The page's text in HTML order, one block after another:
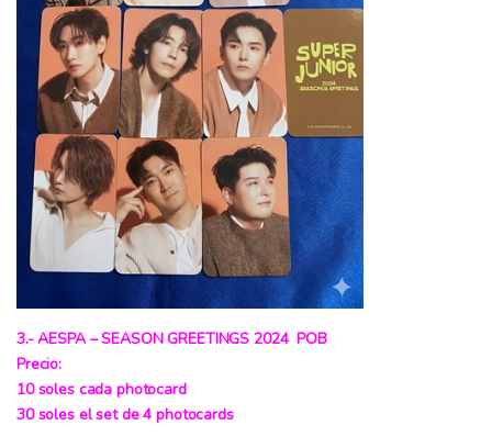
3.- AESPA – SEASON GREETINGS 2024 POB
Precio:
10 soles cada photocard
30 soles el set de 4 photocards